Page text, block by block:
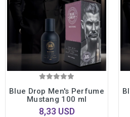
Blue Drop Men's Perfume
Mustang 100 ml
8,33 USD